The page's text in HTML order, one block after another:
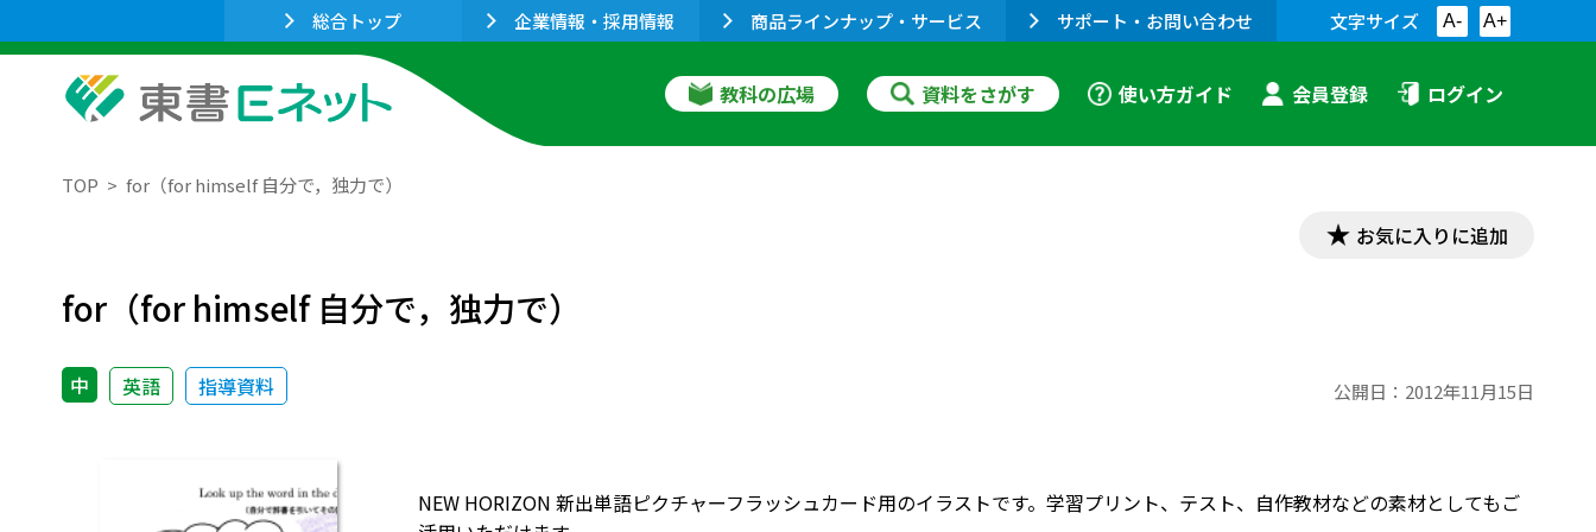
総合トップ 企業情報・採用情報 商品ラインナップ・サービス サポート・お問い合わせ 文字サイズ A- A+
教科の広場 資料をさがす 使い方ガイド 会員登録 ログイン
TOP for（for himself 自分で，独力で）
お気に入りに追加
for（for himself 自分で，独力で）
中 英語 指導資料 公開日： 2012年11月15日
NEW HORIZON 新出単語ピクチャーフラッシュカード用のイラストです。学習プリント、テスト、自作教材などの素材としてもご